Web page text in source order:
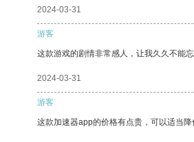
2024-03-31
游客
这款游戏的剧情非常感人，让我久久不能忘
2024-03-31
游客
这款加速器app的价格有点贵，可以适当降